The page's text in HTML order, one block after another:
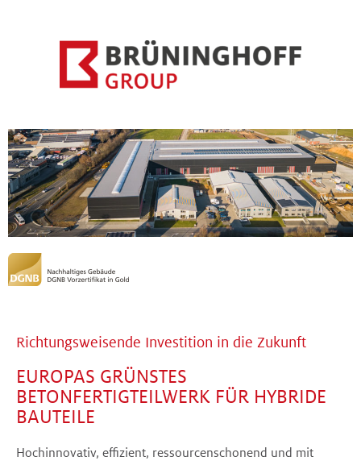
Richtungsweisende Investition in die Zukunft
EUROPAS GRÜNSTES
BETONFERTIGTEILWERK FÜR HYBRIDE
BAUTEILE
Hochinnovativ, effizient, ressourcenschonend und mit